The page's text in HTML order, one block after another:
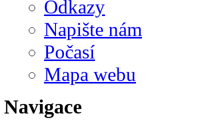
Odkazy
Napište nám
Počasí
Mapa webu
Navigace